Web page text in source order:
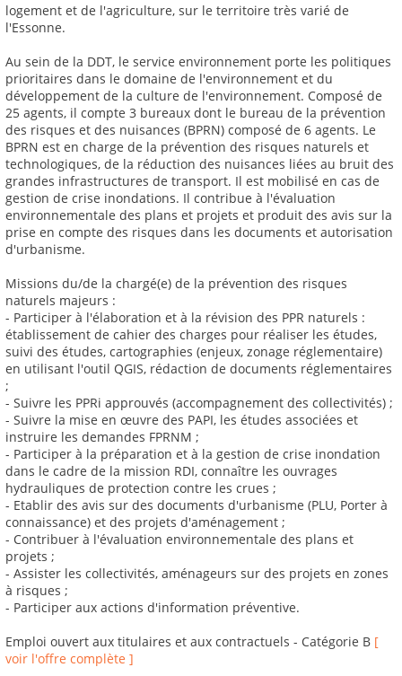
logement et de l'agriculture, sur le territoire très varié de
l'Essonne.
Au sein de la DDT, le service environnement porte les politiques
prioritaires dans le domaine de l'environnement et du
développement de la culture de l'environnement. Composé de
25 agents, il compte 3 bureaux dont le bureau de la prévention
des risques et des nuisances (BPRN) composé de 6 agents. Le
BPRN est en charge de la prévention des risques naturels et
technologiques, de la réduction des nuisances liées au bruit des
grandes infrastructures de transport. Il est mobilisé en cas de
gestion de crise inondations. Il contribue à l'évaluation
environnementale des plans et projets et produit des avis sur la
prise en compte des risques dans les documents et autorisation
d'urbanisme.
Missions du/de la chargé(e) de la prévention des risques
naturels majeurs :
- Participer à l'élaboration et à la révision des PPR naturels :
établissement de cahier des charges pour réaliser les études,
suivi des études, cartographies (enjeux, zonage réglementaire)
en utilisant l'outil QGIS, rédaction de documents réglementaires
;
- Suivre les PPRi approuvés (accompagnement des collectivités) ;
- Suivre la mise en œuvre des PAPI, les études associées et
instruire les demandes FPRNM ;
- Participer à la préparation et à la gestion de crise inondation
dans le cadre de la mission RDI, connaître les ouvrages
hydrauliques de protection contre les crues ;
- Etablir des avis sur des documents d'urbanisme (PLU, Porter à
connaissance) et des projets d'aménagement ;
- Contribuer à l'évaluation environnementale des plans et
projets ;
- Assister les collectivités, aménageurs sur des projets en zones
à risques ;
- Participer aux actions d'information préventive.
Emploi ouvert aux titulaires et aux contractuels - Catégorie B [
voir l'offre complète ]